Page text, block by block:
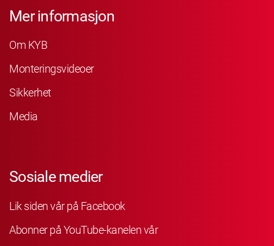
Mer informasjon
Om KYB
Monteringsvideoer
Sikkerhet
Media
Sosiale medier
Lik siden vår på Facebook
Abonner på YouTube-kanelen vår